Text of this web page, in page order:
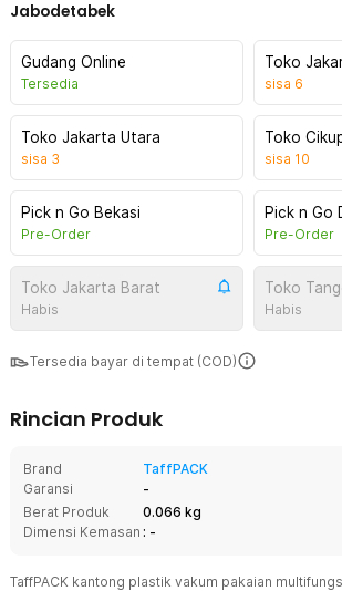
Jabodetabek
Gudang Online
Tersedia
Toko
sisa 6
Toko Jakarta Utara
sisa 3
Toko
sisa 10
Pick n Go Bekasi
Pre-Order
Pick n Go
Pre-Order
Toko Jakarta Barat
Habis
Toko
Habis
Tersedia bayar di tempat (COD)
Rincian Produk
Brand
TaffPACK
Garansi
-
Berat Produk
0.066 kg
Dimensi Kemasan : -
TaffPACK kantong plastik vakum pakaian